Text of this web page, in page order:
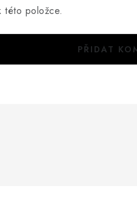
této položce.
PŘIDAT